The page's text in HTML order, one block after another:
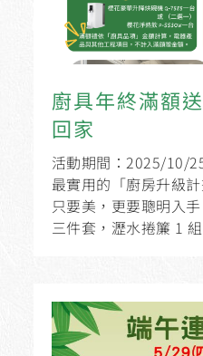
廚具年終滿額
回家
活動期間：2025/10/
最實用的「廚房升級
只要美，更要聰明入
三件套，瀝水捲簾 1